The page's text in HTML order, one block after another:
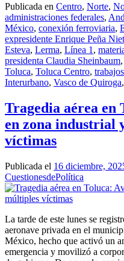
Publicada en Centro, Norte,
administraciones federales,
México, conexión ferroviaria,
expresidente Enrique Peña
Esteva, Lerma, Línea 1 ,
presidenta Claudia Sheinbaum,
Toluca, Toluca Centro,
Interurbano, Vasco de Quiroga,
Tragedia aérea en
en zona industrial
víctimas
Publicada el 16 diciembre,
CuestionesdePolítica
La tarde de este lunes se
aeronave privada en el
México, hecho que activó un
emergencia y movilizó a